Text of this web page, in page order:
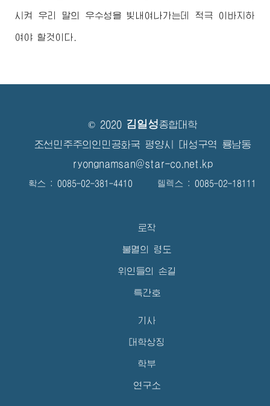
시켜 우리 말의 우수성을 빛내여나가는데 적극 이바지하
여야 할것이다.
© 2020 김일성종합대학
조선민주주의인민공화국 평양시 대성구역 룡남동
ryongnamsan@star-co.net.kp
확스 : 0085-02-381-4410 텔렉스 : 0085-02-18111
로작
불멸의 령도
위인들의 손길
특간호
기사
대학상징
학부
연구소